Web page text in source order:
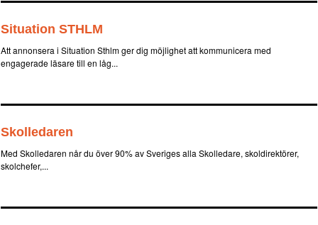
Situation STHLM
Att annonsera i Situation Sthlm ger dig möjlighet att kommunicera med
engagerade läsare till en låg...
Skolledaren
Med Skolledaren når du över 90% av Sveriges alla Skolledare, skoldirektörer,
skolchefer,...